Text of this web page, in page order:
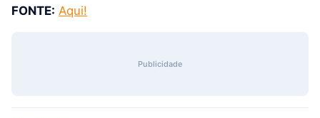
FONTE: Aqui!
Publicidade